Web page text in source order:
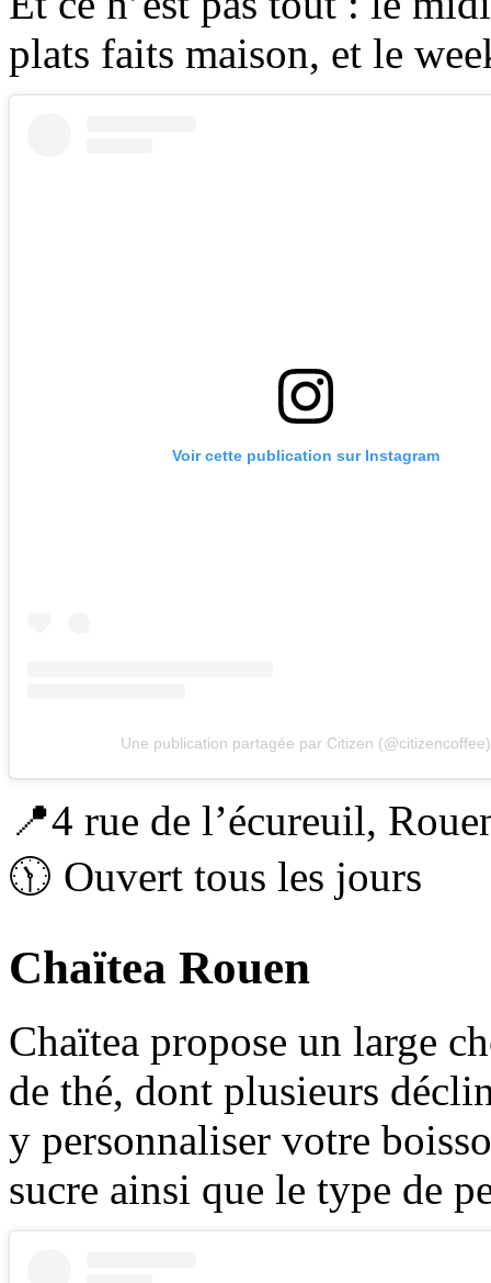
plats faits maison, et le
Voir cette publication sur Instagram
Une publication partagée par Citizen (@citizencoffee)
📍4 rue de l’écureuil,
🕦 Ouvert tous les jours
Chaïtea Rouen
Chaïtea propose un large
de thé, dont plusieurs
y personnaliser votre
sucre ainsi que le type de